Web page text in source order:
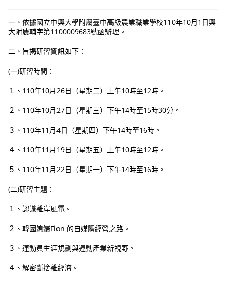
一、依據國立中興大學附屬臺中高級農業職業學校110年10月1日興
大附農輔字第1100009683號函辦理。
二、旨揭研習資訊如下：
(一)研習時間：
１、110年10月26日（星期二）上午10時至12時。
２、110年10月27日（星期三）下午14時至15時30分。
３、110年11月4日（星期四）下午14時至16時。
４、110年11月19日（星期五）上午10時至12時。
５、110年11月22日（星期一）下午14時至16時。
(二)研習主題：
１、認識離岸風電。
２、韓國媳婦Fion 的自媒體經營之路。
３、運動員生涯規劃與運動產業新視野。
４、解密斷捨離經濟。